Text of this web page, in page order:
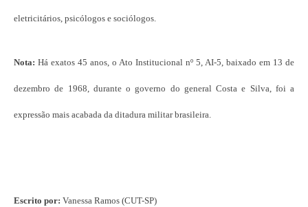
eletricitários, psicólogos e sociólogos.
Nota: Há exatos 45 anos, o Ato Institucional nº 5, AI-5, baixado em 13 de
dezembro de 1968, durante o governo do general Costa e Silva, foi a
expressão mais acabada da ditadura militar brasileira.
Escrito por: Vanessa Ramos (CUT-SP)